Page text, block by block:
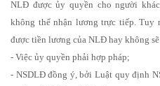
NLĐ được ủy quyền cho người
không thể nhận lương trực tiếp. Tuy
được tiền lương của NLĐ hay không
- Việc ủy quyền phải hợp pháp;
- NSDLĐ đồng ý, bởi Luật quy định